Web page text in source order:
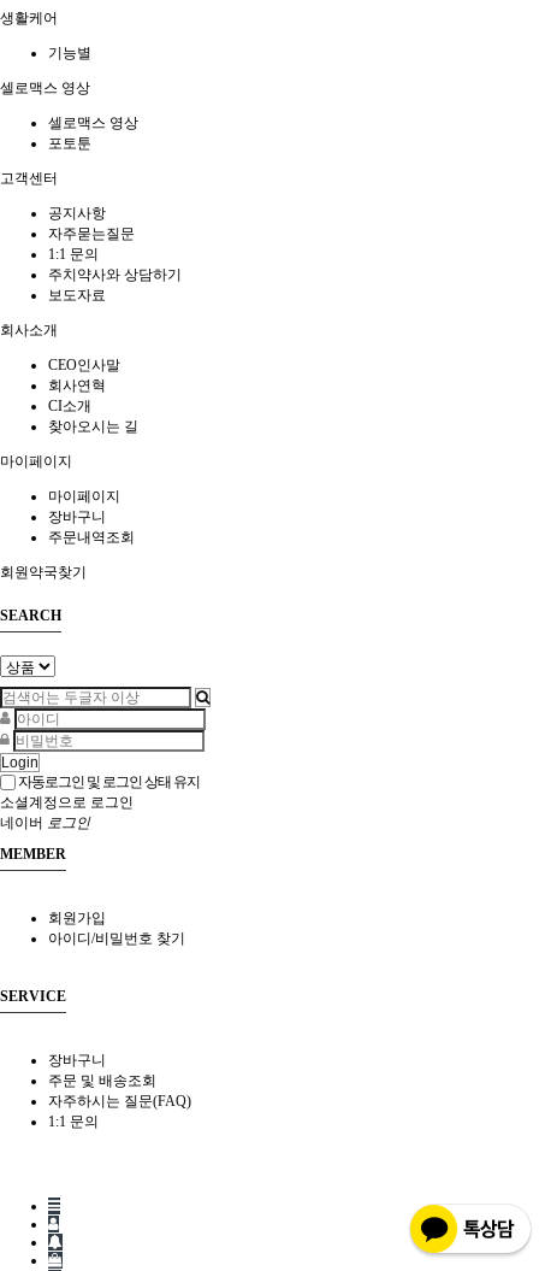
생활케어
기능별
셀로맥스 영상
셀로맥스 영상
포토툰
고객센터
공지사항
자주묻는질문
1:1 문의
주치약사와 상담하기
보도자료
회사소개
CEO인사말
회사연혁
CI소개
찾아오시는 길
마이페이지
마이페이지
장바구니
주문내역조회
회원약국찾기
SEARCH
Login
자동로그인 및 로그인 상태 유지
소셜계정으로 로그인
네이버 로그인
MEMBER
회원가입
아이디/비밀번호 찾기
SERVICE
장바구니
주문 및 배송조회
자주하시는 질문(FAQ)
1:1 문의